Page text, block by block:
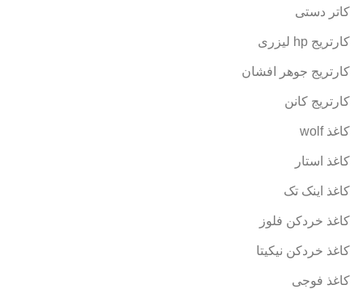
کاتر دستی
کارتریج hp لیزری
کارتریج جوهر افشان
کارتریج کانن
کاغذ wolf
کاغذ استار
کاغذ اینک تک
کاغذ خردکن فلوز
کاغذ خردکن نیکیتا
کاغذ فوجی